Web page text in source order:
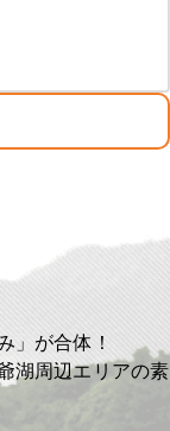
」が合体！
湖周辺エリアの素